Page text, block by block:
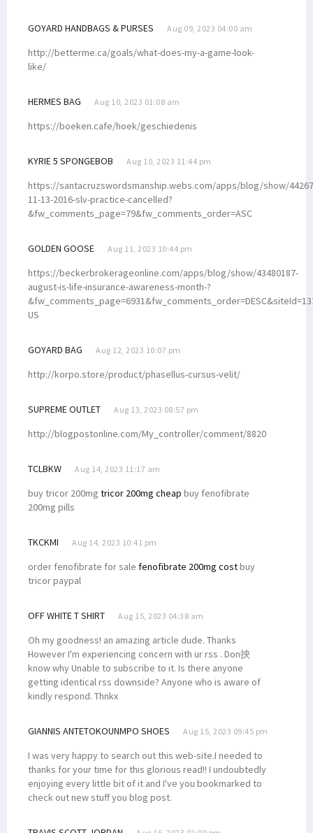
GOYARD HANDBAGS & PURSES Aug 09, 2023 04:00 am
http://betterme.ca/goals/what-does-my-a-game-look-
like/
HERMES BAG Aug 10, 2023 01:08 am
https://boeken.cafe/hoek/geschiedenis
KYRIE 5 SPONGEBOB Aug 10, 2023 11:44 pm
https://santacruzswordsmanship.webs.com/apps/blog/show/
11-13-2016-slv-practice-cancelled?
&fw_comments_page=79&fw_comments_order=ASC
GOLDEN GOOSE Aug 11, 2023 10:44 pm
https://beckerbrokerageonline.com/apps/blog/show/43480187-
august-is-life-insurance-awareness-month-?
US
GOYARD BAG Aug 12, 2023 10:07 pm
http://korpo.store/product/phasellus-cursus-velit/
SUPREME OUTLET Aug 13, 2023 08:57 pm
http://blogpostonline.com/My_controller/comment/8820
TCLBKW Aug 14, 2023 11:17 am
buy tricor 200mg tricor 200mg cheap buy fenofibrate
200mg pills
TKCKMI Aug 14, 2023 10:41 pm
order fenofibrate for sale fenofibrate 200mg costbuy
tricor paypal
OFF WHITE T SHIRT Aug 15, 2023 04:38 am
Oh my goodness! an amazing article dude. Thanks
However I'm experiencing concern with ur rss . Don抰
know why Unable to subscribe to it. Is there anyone
getting identical rss downside? Anyone who is aware of
kindly respond. Thnkx
GIANNIS ANTETOKOUNMPO SHOES Aug 15, 2023 09:45 pm
I was very happy to search out this web-site.I needed to
thanks for your time for this glorious read!! I undoubtedly
enjoying every little bit of it and I've you bookmarked to
check out new stuff you blog post.